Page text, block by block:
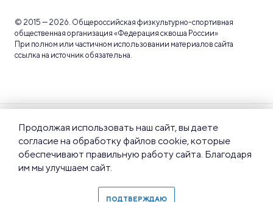
© 2015 — 2026. Общероссийская физкультурно-спортивная
общественная организация «Федерация сквоша России»
При полном или частичном использовании материалов сайта
ссылка на источник обязательна.
соглашение
конфиденциальности
Правила пользования
Продолжая использовать наш сайт, вы даете
согласие на обработку файлов cookie, которые
обеспечивают правильную работу сайта. Благодаря
им мы улучшаем сайт.
ПОДТВЕРЖДАЮ